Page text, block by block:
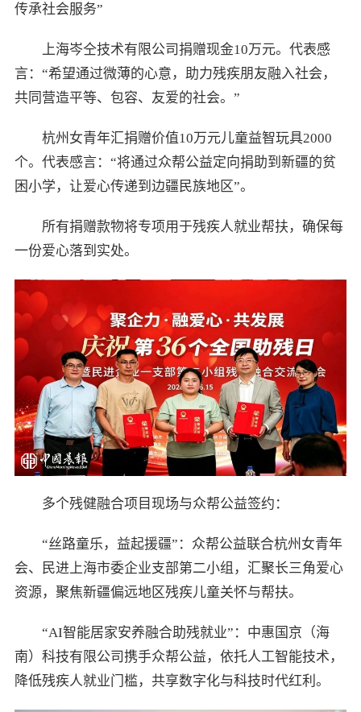
传承社会服务”
上海岑仝技术有限公司捐赠现金10万元。代表感
言：“希望通过微薄的心意，助力残疾朋友融入社会，
共同营造平等、包容、友爱的社会。”
杭州女青年汇捐赠价值10万元儿童益智玩具2000
个。代表感言：“将通过众帮公益定向捐助到新疆的贫
困小学，让爱心传递到边疆民族地区”。
所有捐赠款物将专项用于残疾人就业帮扶，确保每
一份爱心落到实处。
多个残健融合项目现场与众帮公益签约：
“丝路童乐，益起援疆”：众帮公益联合杭州女青年
会、民进上海市委企业支部第二小组，汇聚长三角爱心
资源，聚焦新疆偏远地区残疾儿童关怀与帮扶。
“AI智能居家安养融合助残就业”：中惠国京（海
南）科技有限公司携手众帮公益，依托人工智能技术，
降低残疾人就业门槛，共享数字化与科技时代红利。